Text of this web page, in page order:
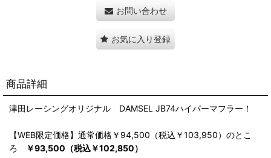
お問い合わせ
お気に入り登録
商品詳細
津田レーシングオリジナル DAMSEL JB74ハイパーマフラー！
【WEB限定価格】通常価格￥94,500（税込￥103,950）のとこ
ろ
￥93,500（税込￥102,850）